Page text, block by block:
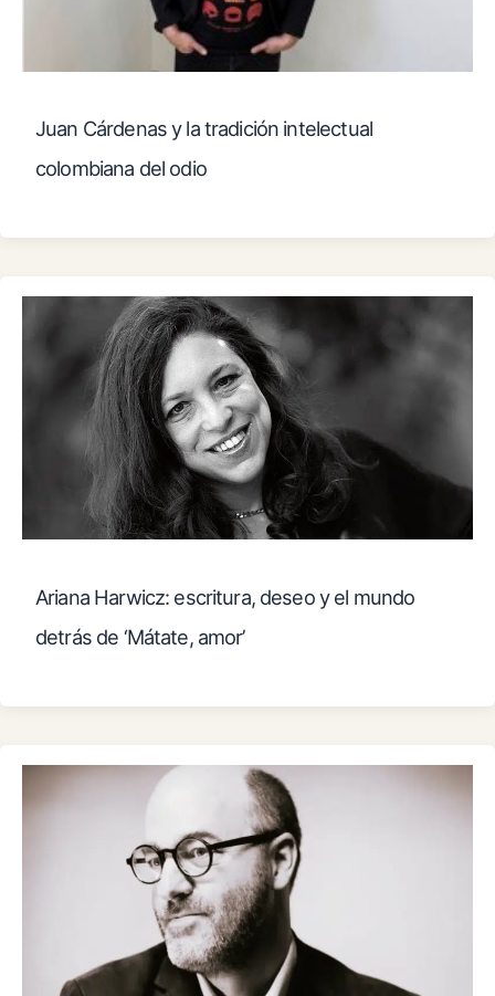
Juan Cárdenas y la tradición intelectual
colombiana del odio
Ariana Harwicz: escritura, deseo y el mundo
detrás de ‘Mátate, amor’